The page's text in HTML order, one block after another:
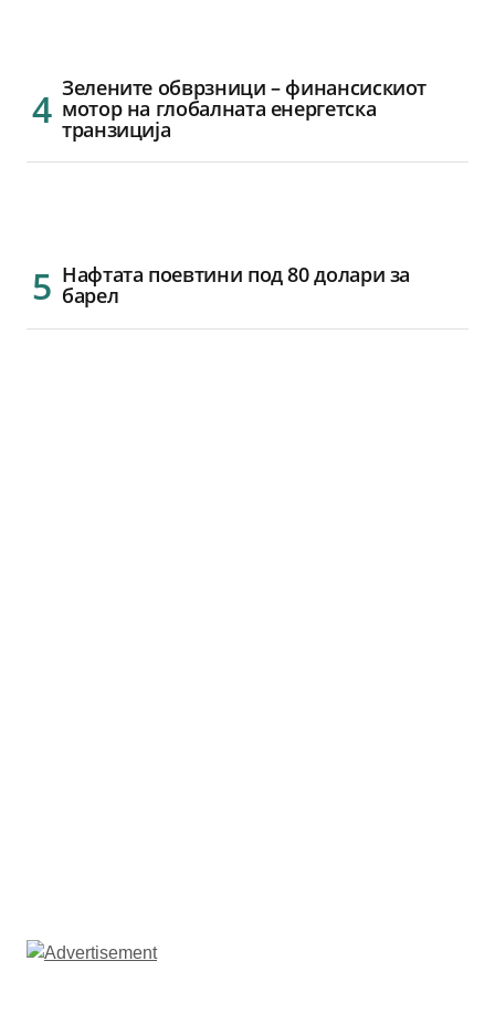
Зелените обврзници – финансискиот
мотор на глобалната енергетска
транзиција
Нафтата поевтини под 80 долари за
барел